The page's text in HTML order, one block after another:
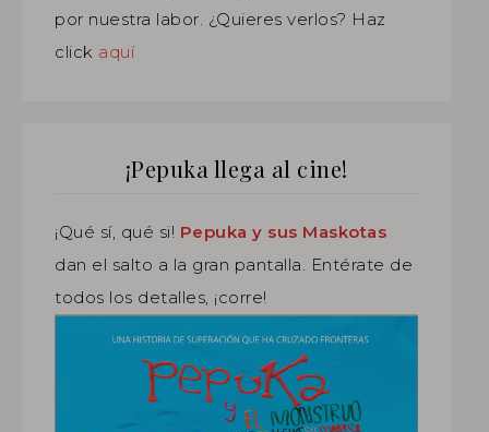
por nuestra labor. ¿Quieres verlos? Haz
click aquí
¡Pepuka llega al cine!
¡Qué sí, qué si! Pepuka y sus Maskotas
dan el salto a la gran pantalla. Entérate de
todos los detalles, ¡corre!